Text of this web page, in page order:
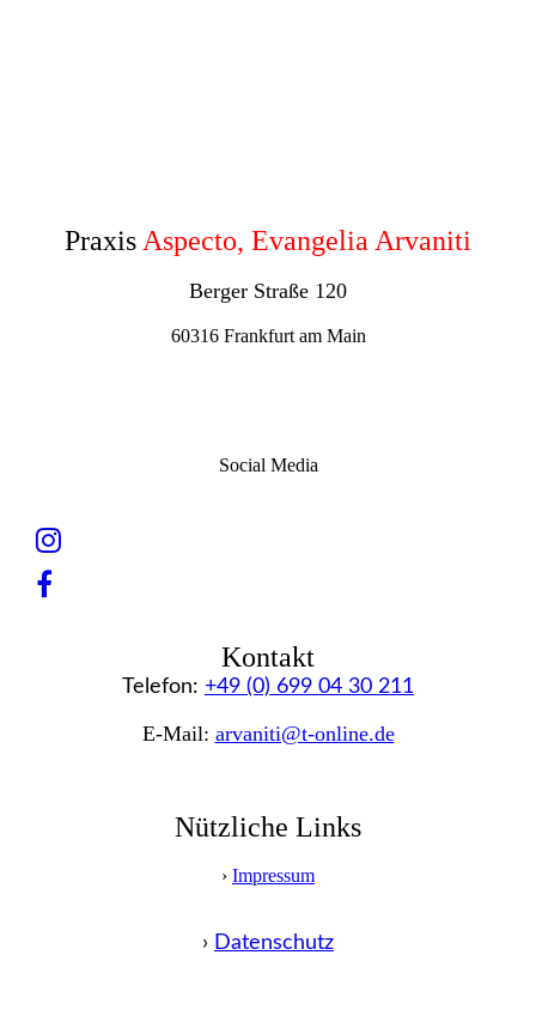
Praxis Aspecto, Evangelia Arvaniti
Berger Straße 120
60316 Frankfurt am Main
Social Media
Kontakt
Telefon: +49 (0) 699 04 30 211
E-Mail: arvaniti@t-online.de
Nützliche Links
› Impressum
› Datenschutz